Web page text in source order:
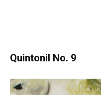
Quintonil No. 9